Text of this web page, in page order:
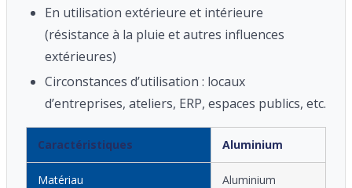
En utilisation extérieure et intérieure
(résistance à la pluie et autres influences
extérieures)
Circonstances d’utilisation : locaux
d’entreprises, ateliers, ERP, espaces publics, etc.
Caractéristiques Aluminium
Matériau
Aluminium